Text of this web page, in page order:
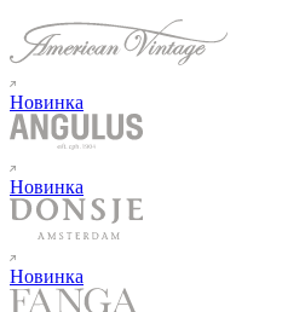
Новинка
Новинка
Новинка